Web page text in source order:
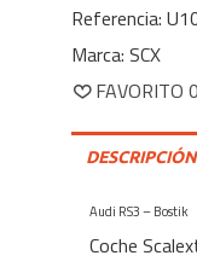
Referencia:
Marca: SCX
FAVORITO 0
DESCRIPCIÓN
Audi RS3 – Bostik
Coche